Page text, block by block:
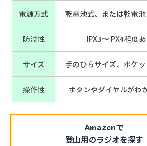
電源方式 乾電池式、または乾電
防滴性 IPX3〜IPX4程度
サイズ 手のひらサイズ、ポケ
操作性 ボタンやダイヤルがわ
Amazonで
登山用のラジオを探す